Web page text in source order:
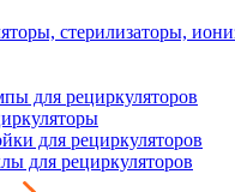
стерилизаторы,
для рециркуляторов
для рециркуляторов
для рециркуляторов